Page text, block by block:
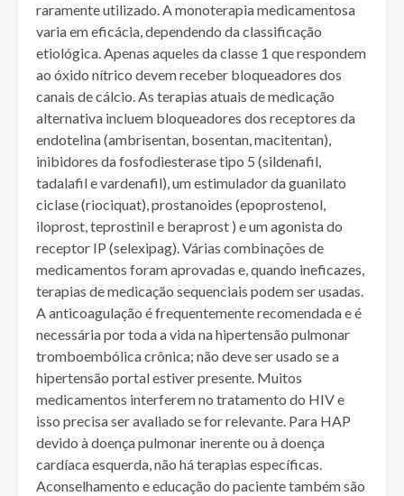
raramente utilizado. A monoterapia medicamentosa
varia em eficácia, dependendo da classificação
etiológica. Apenas aqueles da classe 1 que respondem
ao óxido nítrico devem receber bloqueadores dos
canais de cálcio. As terapias atuais de medicação
alternativa incluem bloqueadores dos receptores da
endotelina (ambrisentan, bosentan, macitentan),
inibidores da fosfodiesterase tipo 5 (sildenafil,
tadalafil e vardenafil), um estimulador da guanilato
ciclase (riociquat), prostanoides (epoprostenol,
iloprost, teprostinil e beraprost ) e um agonista do
receptor IP (selexipag). Várias combinações de
medicamentos foram aprovadas e, quando ineficazes,
terapias de medicação sequenciais podem ser usadas.
A anticoagulação é frequentemente recomendada e é
necessária por toda a vida na hipertensão pulmonar
tromboembólica crônica; não deve ser usado se a
hipertensão portal estiver presente. Muitos
medicamentos interferem no tratamento do HIV e
isso precisa ser avaliado se for relevante. Para HAP
devido à doença pulmonar inerente ou à doença
cardíaca esquerda, não há terapias específicas.
Aconselhamento e educação do paciente também são